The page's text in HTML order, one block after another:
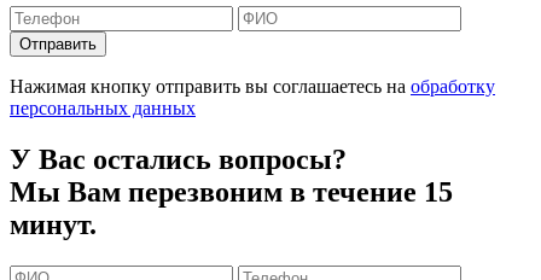
Отправить
Нажимая кнопку отправить вы соглашаетесь на обработку
персональных данных
У Вас остались вопросы?
Мы Вам перезвоним в течение 15
минут.